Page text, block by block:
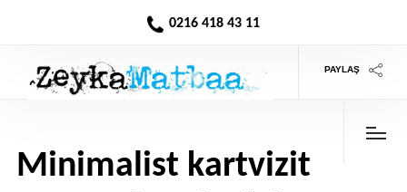
0216 418 43 11
PAYLAŞ
Minimalist kartvizit